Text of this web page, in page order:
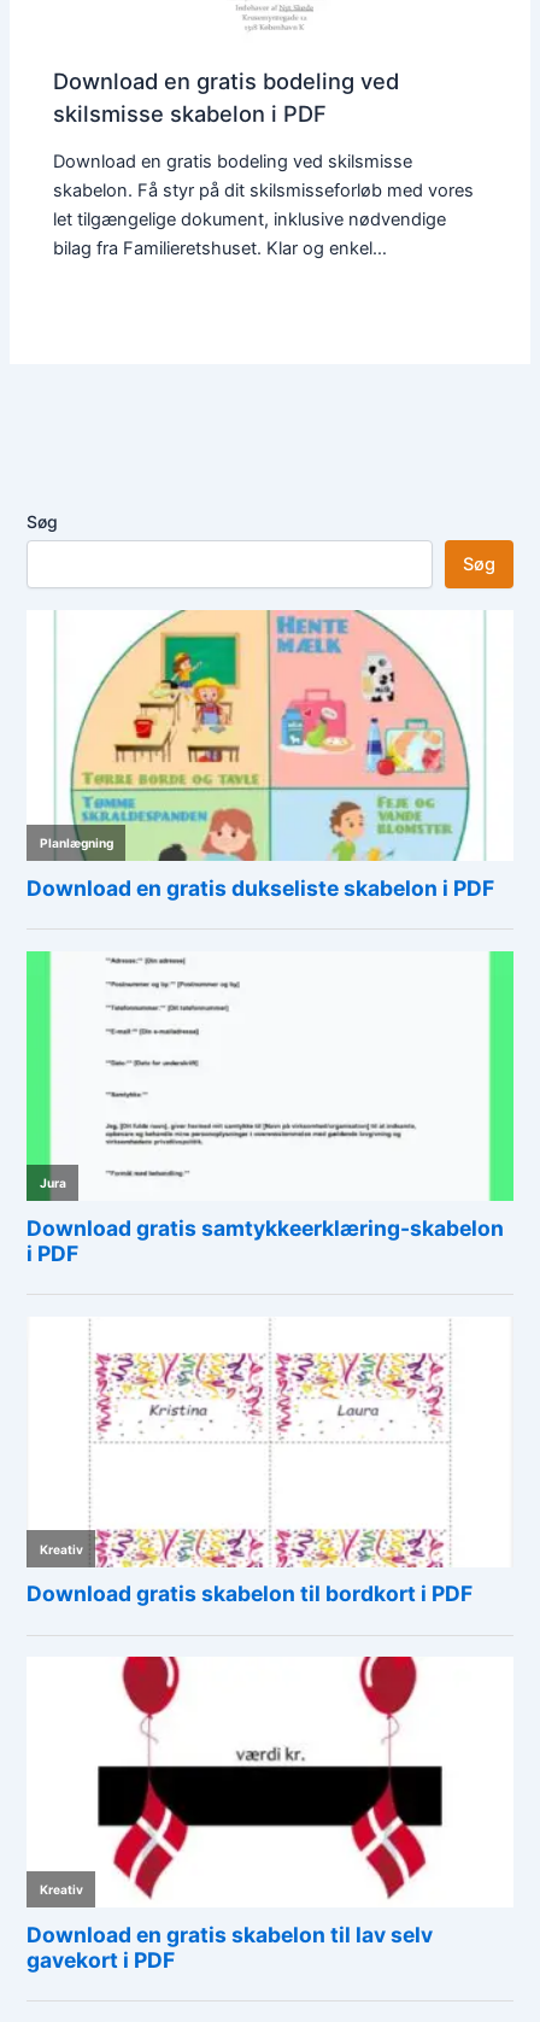
Download en gratis bodeling ved
skilsmisse skabelon i PDF
Download en gratis bodeling ved skilsmisse
skabelon. Få styr på dit skilsmisseforløb med vores
let tilgængelige dokument, inklusive nødvendige
bilag fra Familieretshuset. Klar og enkel…
Søg
Søg